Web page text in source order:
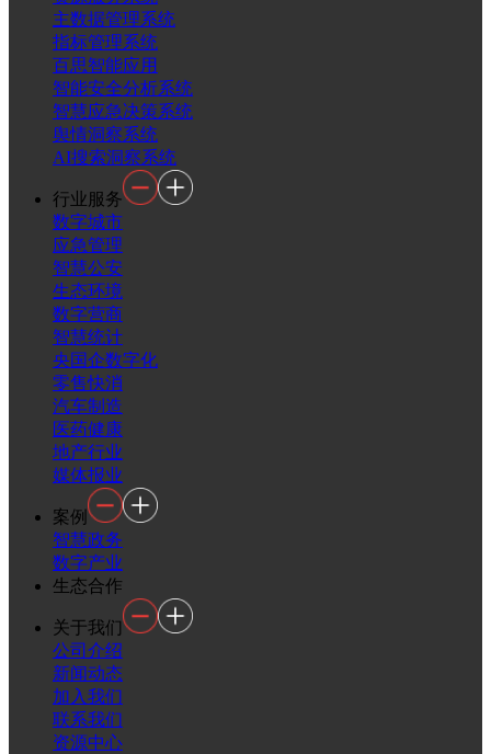
主数据管理系统
指标管理系统
百思智能应用
智能安全分析系统
智慧应急决策系统
舆情洞察系统
AI搜索洞察系统
行业服务
数字城市
应急管理
智慧公安
生态环境
数字营商
智慧统计
央国企数字化
零售快消
汽车制造
医药健康
地产行业
媒体报业
案例
智慧政务
数字产业
生态合作
关于我们
公司介绍
新闻动态
加入我们
联系我们
资源中心